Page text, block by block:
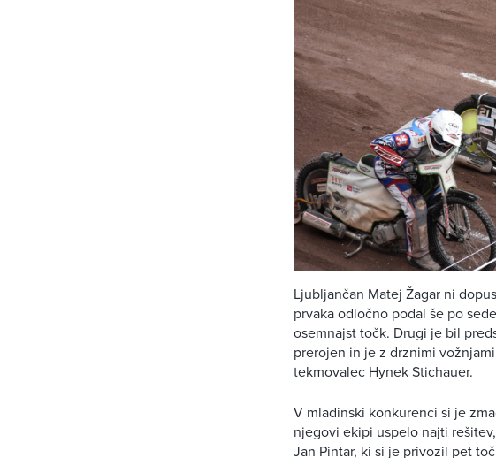
Ljubljančan Matej Žagar ni
prvaka odločno podal še po
osemnajst točk. Drugi je bil
prerojen in je z drznimi
tekmovalec Hynek Stichauer.
V mladinski konkurenci si je
njegovi ekipi uspelo najti
Jan Pintar, ki si je privozil pet